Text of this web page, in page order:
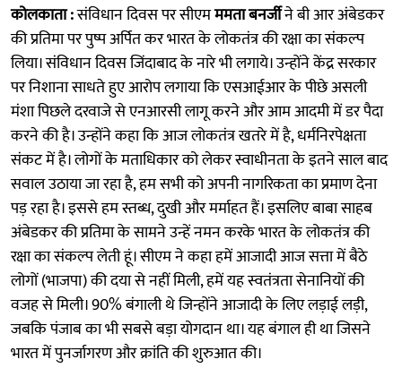
कोलकाता :संविधान दिवस पर सीएमममता बनर्जीने बी आर अंबेडकर
की प्रतिमा पर पुष्प अर्पित कर भारत के लोकतंत्र की रक्षा का संकल्प
लिया। संविधान दिवस जिंदाबाद के नारे भी लगाये। उन्होंने केंद्र सरकार
पर निशाना साधते हुए आरोप लगाया कि एसआईआर के पीछे असली
मंशा पिछले दरवाजे से एनआरसी लागू करने और आम आदमी में डर पैदा
करने की है। उन्होंने कहा कि आज लोकतंत्र खतरे में है, धर्मनिरपेक्षता
संकट में है। लोगों के मताधिकार को लेकर स्वाधीनता के इतने साल बाद
सवाल उठाया जा रहा है, हम सभी को अपनी नागरिकता का प्रमाण देना
पड़ रहा है। इससे हम स्तब्ध, दुखी और मर्माहत हैं। इसलिए बाबा साहब
अंबेडकर की प्रतिमा के सामने उन्हें नमन करके भारत के लोकतंत्र की
रक्षा का संकल्प लेती हूं। सीएम ने कहा हमें आजादी आज सत्ता में बैठे
लोगों (भाजपा) की दया से नहीं मिली, हमें यह स्वतंत्रता सेनानियों की
वजह से मिली। 90% बंगाली थे जिन्होंने आजादी के लिए लड़ाई लड़ी,
जबकि पंजाब का भी सबसे बड़ा योगदान था। यह बंगाल ही था जिसने
भारत में पुनर्जागरण और क्रांति की शुरुआत की।